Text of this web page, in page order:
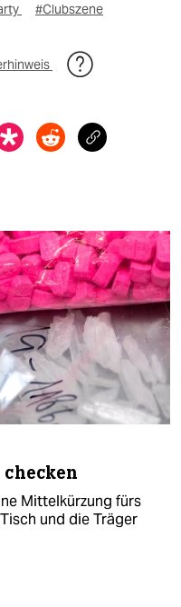
#Clubszene
Mittelkürzung fürs
und die Träger